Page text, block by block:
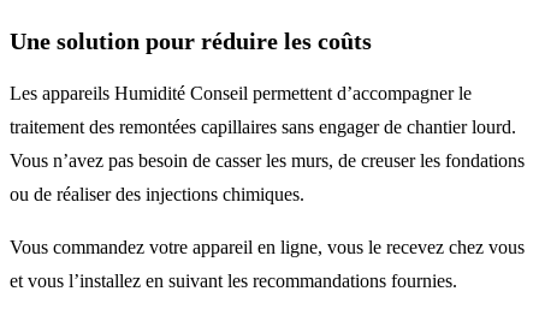
Une solution pour réduire les coûts
Les appareils Humidité Conseil permettent d’accompagner le
traitement des remontées capillaires sans engager de chantier lourd.
Vous n’avez pas besoin de casser les murs, de creuser les fondations
ou de réaliser des injections chimiques.
Vous commandez votre appareil en ligne, vous le recevez chez vous
et vous l’installez en suivant les recommandations fournies.